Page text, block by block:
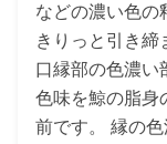
などの濃い色の
きりっと引き締
口縁部の色濃い
色味を鯨の脂身
前です。 縁の